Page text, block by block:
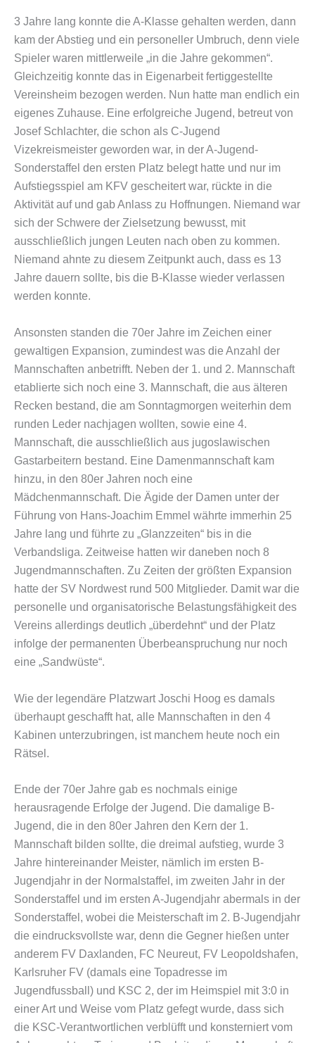
3 Jahre lang konnte die A-Klasse gehalten werden, dann
kam der Abstieg und ein personeller Umbruch, denn viele
Spieler waren mittlerweile „in die Jahre gekommen“.
Gleichzeitig konnte das in Eigenarbeit fertiggestellte
Vereinsheim bezogen werden. Nun hatte man endlich ein
eigenes Zuhause. Eine erfolgreiche Jugend, betreut von
Josef Schlachter, die schon als C-Jugend
Vizekreismeister geworden war, in der A-Jugend-
Sonderstaffel den ersten Platz belegt hatte und nur im
Aufstiegsspiel am KFV gescheitert war, rückte in die
Aktivität auf und gab Anlass zu Hoffnungen. Niemand war
sich der Schwere der Zielsetzung bewusst, mit
ausschließlich jungen Leuten nach oben zu kommen.
Niemand ahnte zu diesem Zeitpunkt auch, dass es 13
Jahre dauern sollte, bis die B-Klasse wieder verlassen
werden konnte.
Ansonsten standen die 70er Jahre im Zeichen einer
gewaltigen Expansion, zumindest was die Anzahl der
Mannschaften anbetrifft. Neben der 1. und 2. Mannschaft
etablierte sich noch eine 3. Mannschaft, die aus älteren
Recken bestand, die am Sonntagmorgen weiterhin dem
runden Leder nachjagen wollten, sowie eine 4.
Mannschaft, die ausschließlich aus jugoslawischen
Gastarbeitern bestand. Eine Damenmannschaft kam
hinzu, in den 80er Jahren noch eine
Mädchenmannschaft. Die Ägide der Damen unter der
Führung von Hans-Joachim Emmel währte immerhin 25
Jahre lang und führte zu „Glanzzeiten“ bis in die
Verbandsliga. Zeitweise hatten wir daneben noch 8
Jugendmannschaften. Zu Zeiten der größten Expansion
hatte der SV Nordwest rund 500 Mitglieder. Damit war die
personelle und organisatorische Belastungsfähigkeit des
Vereins allerdings deutlich „überdehnt“ und der Platz
infolge der permanenten Überbeanspruchung nur noch
eine „Sandwüste“.
Wie der legendäre Platzwart Joschi Hoog es damals
überhaupt geschafft hat, alle Mannschaften in den 4
Kabinen unterzubringen, ist manchem heute noch ein
Rätsel.
Ende der 70er Jahre gab es nochmals einige
herausragende Erfolge der Jugend. Die damalige B-
Jugend, die in den 80er Jahren den Kern der 1.
Mannschaft bilden sollte, die dreimal aufstieg, wurde 3
Jahre hintereinander Meister, nämlich im ersten B-
Jugendjahr in der Normalstaffel, im zweiten Jahr in der
Sonderstaffel und im ersten A-Jugendjahr abermals in der
Sonderstaffel, wobei die Meisterschaft im 2. B-Jugendjahr
die eindrucksvollste war, denn die Gegner hießen unter
anderem FV Daxlanden, FC Neureut, FV Leopoldshafen,
Karlsruher FV (damals eine Topadresse im
Jugendfussball) und KSC 2, der im Heimspiel mit 3:0 in
einer Art und Weise vom Platz gefegt wurde, dass sich
die KSC-Verantwortlichen verblüfft und konsterniert vom